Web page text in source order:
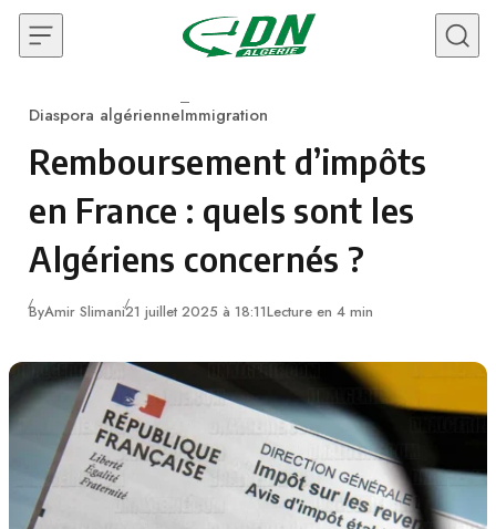
Skip to content
Category
Diaspora algérienneImmigration
Remboursement d’impôts
en France : quels sont les
Algériens concernés ?
ByAmir Slimani21 juillet 2025 à 18:11Lecture en 4 min